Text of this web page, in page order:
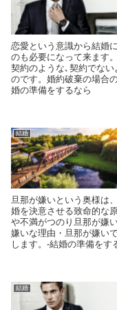
恋愛という意識から結婚
のも必要になって来ます
契約のような､契約でな
のです。婚約破棄の場合
婚の準備をするなら
結婚
旦那が嫌いという奥様は
婚を決意させる致命的な
や不満がつのり旦那が嫌
嫌いな理由・旦那が嫌い
します。-結婚の準備をす
結婚